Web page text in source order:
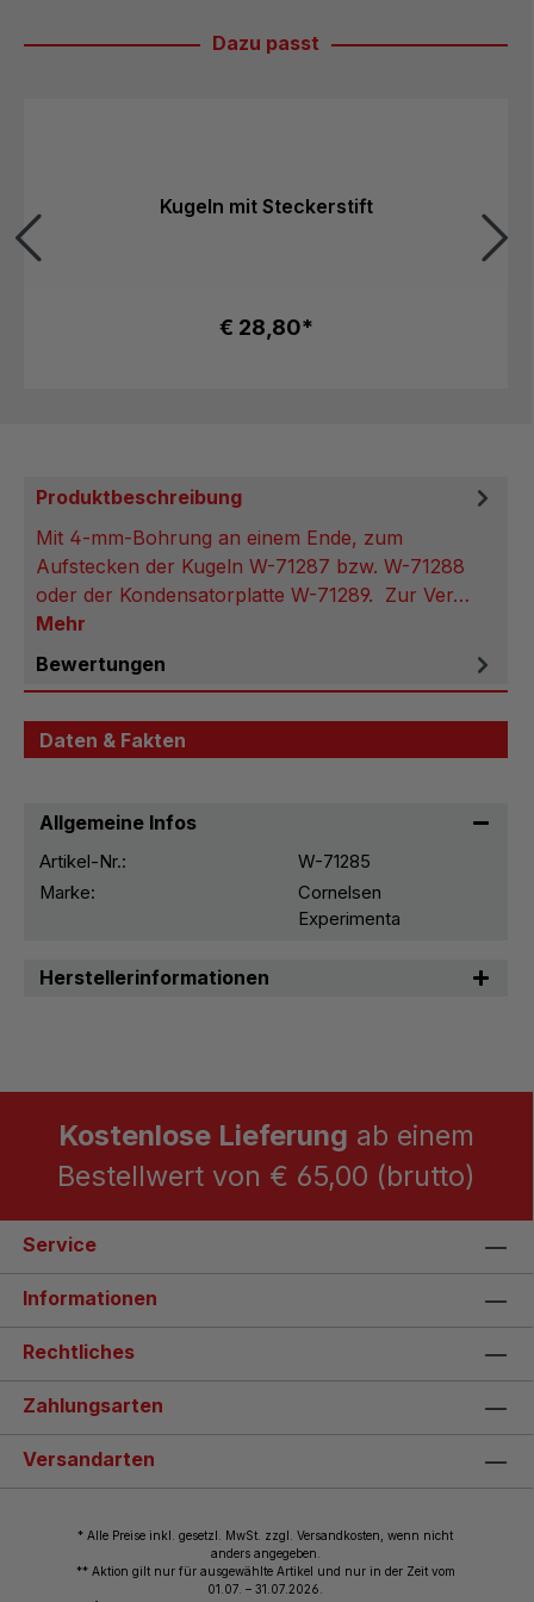
Dazu passt
Kugeln mit Steckerstift
€ 28,80*
Produktbeschreibung
Mit 4-mm-Bohrung an einem Ende, zum
Aufstecken der Kugeln W-71287 bzw. W-71288
oder der Kondensatorplatte W-71289. Zur Ver…
Mehr
Bewertungen
Daten & Fakten
Allgemeine Infos
Artikel-Nr.:
W-71285
Marke:
Cornelsen
Experimenta
Herstellerinformationen
Kostenlose Lieferung ab einem
Bestellwert von € 65,00 (brutto)
Service
Informationen
Rechtliches
Zahlungsarten
Versandarten
* Alle Preise inkl. gesetzl. MwSt. zzgl. Versandkosten, wenn nicht
anders angegeben.
** Aktion gilt nur für ausgewählte Artikel und nur in der Zeit vom
01.07. – 31.07.2026.